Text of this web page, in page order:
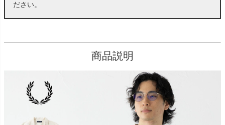
ださい。
商品説明